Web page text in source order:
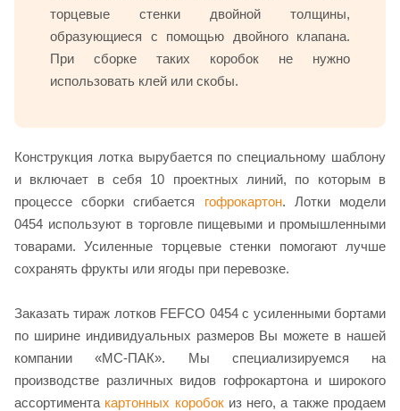
торцевые стенки двойной толщины,
образующиеся с помощью двойного клапана.
При сборке таких коробок не нужно
использовать клей или скобы.
Конструкция лотка вырубается по специальному шаблону
и включает в себя 10 проектных линий, по которым в
процессе сборки сгибается гофрокартон. Лотки модели
0454 используют в торговле пищевыми и промышленными
товарами. Усиленные торцевые стенки помогают лучше
сохранять фрукты или ягоды при перевозке.
Заказать тираж лотков FEFCO 0454 с усиленными бортами
по ширине индивидуальных размеров Вы можете в нашей
компании «МС-ПАК». Мы специализируемся на
производстве различных видов гофрокартона и широкого
ассортимента картонных коробокиз него, а также продаем